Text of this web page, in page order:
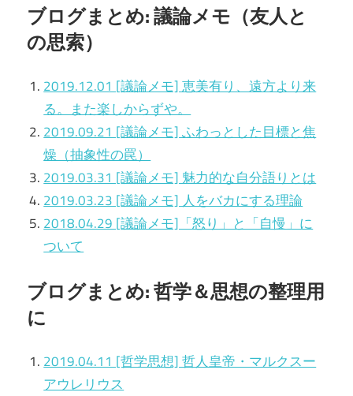
ブログまとめ: 議論メモ（友人と
の思索）
2019.12.01 [議論メモ] 恵美有り、遠方より来
る。また楽しからずや。
2019.09.21 [議論メモ] ふわっとした目標と焦
燥（抽象性の罠）
2019.03.31 [議論メモ] 魅力的な自分語りとは
2019.03.23 [議論メモ] 人をバカにする理論
2018.04.29 [議論メモ]「怒り」と「自慢」に
ついて
ブログまとめ: 哲学＆思想の整理用
に
2019.04.11 [哲学思想] 哲人皇帝・マルクスー
アウレリウス